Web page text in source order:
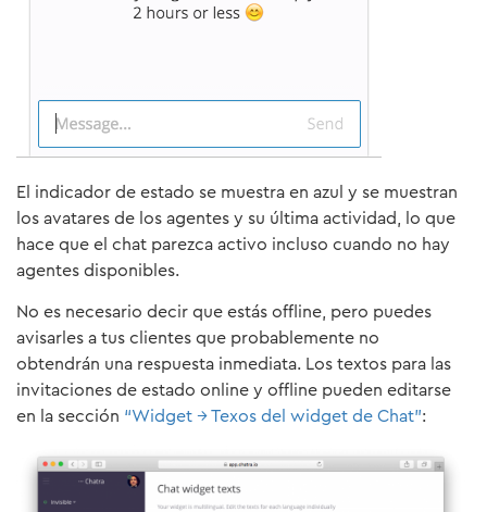
El indicador de estado se muestra en azul y se muestran
los avatares de los agentes y su última actividad, lo que
hace que el chat parezca activo incluso cuando no hay
agentes disponibles.
No es necesario decir que estás offline, pero puedes
avisarles a tus clientes que probablemente no
obtendrán una respuesta inmediata. Los textos para las
invitaciones de estado online y offline pueden editarse
en la sección “Widget → Texos del widget de Chat”: